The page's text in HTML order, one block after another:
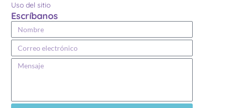
Uso del sitio
Escríbanos